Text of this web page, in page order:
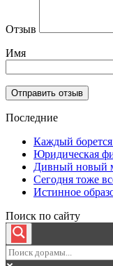
Отзыв
Имя
Последние
Каждый
Юридическая
Дивный новый
Сегодня тоже
Истинное
Поиск по сайту